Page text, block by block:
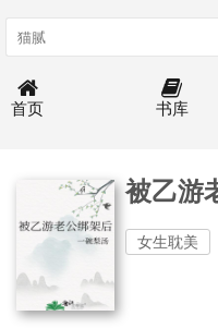
首页 书库
被乙游
女生耽美